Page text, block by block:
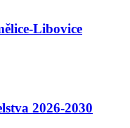
Libovice
2026-2030